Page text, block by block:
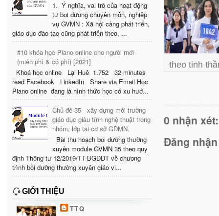
1. Ý nghĩa, vai trò của hoạt động
tự bồi dưỡng chuyên môn, nghiệp
vụ GVMN : Xã hội càng phát triển,
giáo dục đào tạo cũng phát triển theo, ...
#10 khóa học Piano online cho người mới
(miễn phí & có phí) [2021]
Khoá học online Lại Huê 1.752 32 minutes
read Facebook LinkedIn Share via Email Học
Piano online đang là hình thức học có xu hướ...
Chủ đề 35 - xây dựng môi trường
giáo dục giàu tính nghệ thuật trong
nhóm, lớp tại cơ sở GDMN.
Bài thu hoạch bồi dưỡng thường
xuyên module GVMN 35 theo quy
định Thông tư 12/2019/TT-BGDĐT về chương
trình bồi dưỡng thường xuyên giáo vi...
GIỚI THIỆU
TTQ
theo tinh
0 nhận xét:
Đăng